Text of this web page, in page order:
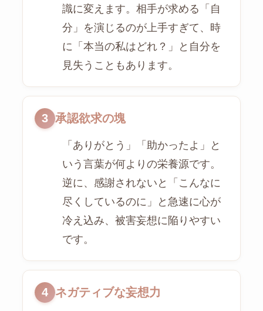
識に変えます。相手が求める「自
分」を演じるのが上手すぎて、時
に「本当の私はどれ？」と自分を
見失うこともあります。
3 承認欲求の塊
「ありがとう」「助かったよ」と
いう言葉が何よりの栄養源です。
逆に、感謝されないと「こんなに
尽くしているのに」と急速に心が
冷え込み、被害妄想に陥りやすい
です。
4 ネガティブな妄想力